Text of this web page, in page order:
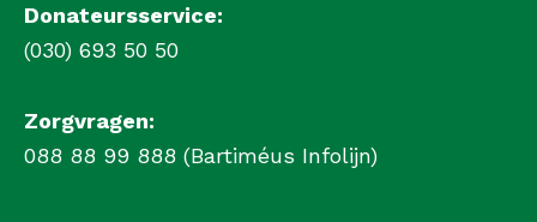
Donateursservice:
(030) 693 50 50
Zorgvragen:
088 88 99 888 (Bartiméus Infolijn)